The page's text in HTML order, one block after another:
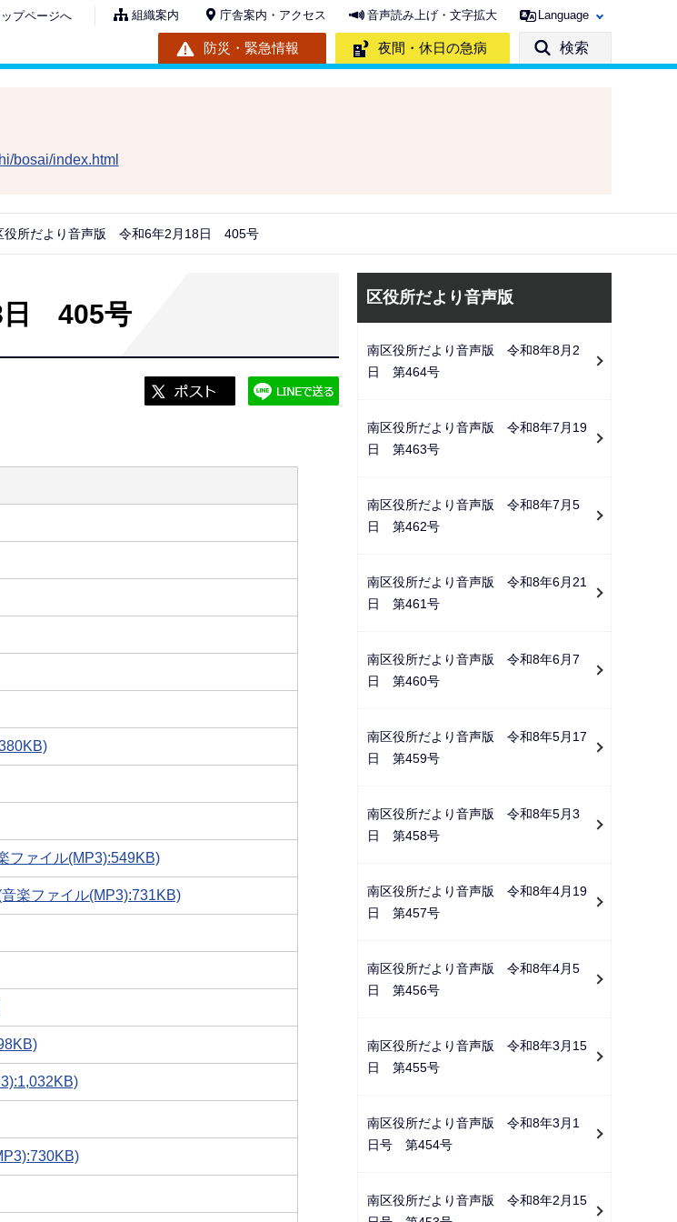
プページへ 組織案内 庁舎案内・アクセス 音声読み上げ・文字拡大 Language
防災・緊急情報 夜間・休日の急病 検索
bosai/index.html
役所だより音声版 令和6年2月18日 405号
日 405号
ファイル(MP3):549KB)
楽ファイル(MP3):731KB)
ビ
シ
こ
ら
区役所だより音声版
南区役所だより音声版 令和8年8月2
日 第464号
南区役所だより音声版 令和8年7月19
日 第463号
南区役所だより音声版 令和8年7月5
日 第462号
南区役所だより音声版 令和8年6月21
日 第461号
南区役所だより音声版 令和8年6月7
日 第460号
南区役所だより音声版 令和8年5月17
日 第459号
南区役所だより音声版 令和8年5月3
日 第458号
南区役所だより音声版 令和8年4月19
日 第457号
南区役所だより音声版 令和8年4月5
日 第456号
南区役所だより音声版 令和8年3月15
日 第455号
南区役所だより音声版 令和8年3月1
日号 第454号
南区役所だより音声版 令和8年2月15